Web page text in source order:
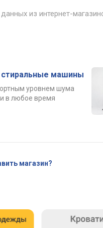
из интернет-
машины
уровнем шума
в любое время
магазин?